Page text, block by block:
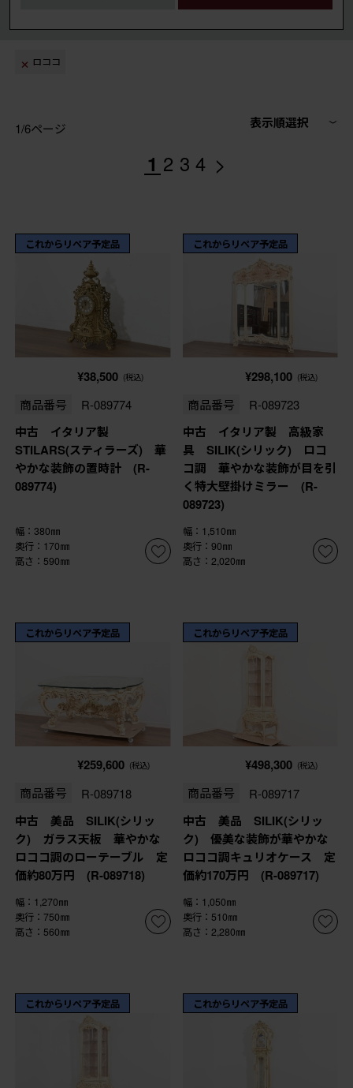
ロココ
1/6ページ 表示順選択
1 2 3 4 >
これからリペア予定品
¥38,500 (税込)
商品番号 R-089774
中古 イタリア製
STILARS(スティラーズ) 華
やかな装飾の置時計 (R-
089774)
幅：380㎜
奥行：170㎜
高さ：590㎜
これからリペア予定品
¥298,100 (税込)
商品番号 R-089723
中古 イタリア製 高級家
具 SILIK(シリック) ロコ
コ調 華やかな装飾が目を引
く特大壁掛けミラー (R-
089723)
幅：1,510㎜
奥行：90㎜
高さ：2,020㎜
これからリペア予定品
¥259,600 (税込)
商品番号 R-089718
中古 美品 SILIK(シリッ
ク) ガラス天板 華やかな
ロココ調のローテーブル 定
価約80万円 (R-089718)
幅：1,270㎜
奥行：750㎜
高さ：560㎜
これからリペア予定品
¥498,300 (税込)
商品番号 R-089717
中古 美品 SILIK(シリッ
ク) 優美な装飾が華やかな
ロココ調キュリオケース 定
価約170万円 (R-089717)
幅：1,050㎜
奥行：510㎜
高さ：2,280㎜
これからリペア予定品 これからリペア予定品